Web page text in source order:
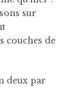
sur
couches de
deux par